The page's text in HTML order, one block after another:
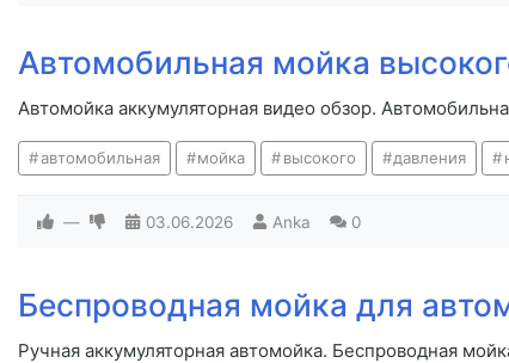
Автомобильная мойка
Автомойка аккумуляторная видео обзор.
автомобильная мойка высокого давления
— 03.06.2026 Anka 0
Беспроводная мойка для
Ручная аккумуляторная автомойка. Беспроводная